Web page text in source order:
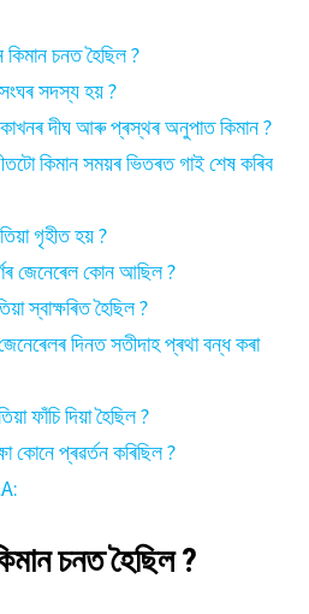
চনত হৈছিল ?
সদস্য হয় ?
দীঘ আৰু প্ৰস্থৰ অনুপাত কিমান ?
কিমান সময়ৰ ভিতৰত গাই শেষ কৰিব
গৃহীত হয় ?
জেনেৰেল কোন আছিল ?
স্বাক্ষৰিত হৈছিল ?
দিনত সতীদাহ প্ৰথা বন্ধ কৰা
ফাঁচি দিয়া হৈছিল ?
কোনে প্ৰৱর্তন কৰিছিল ?
চনত হৈছিল ?